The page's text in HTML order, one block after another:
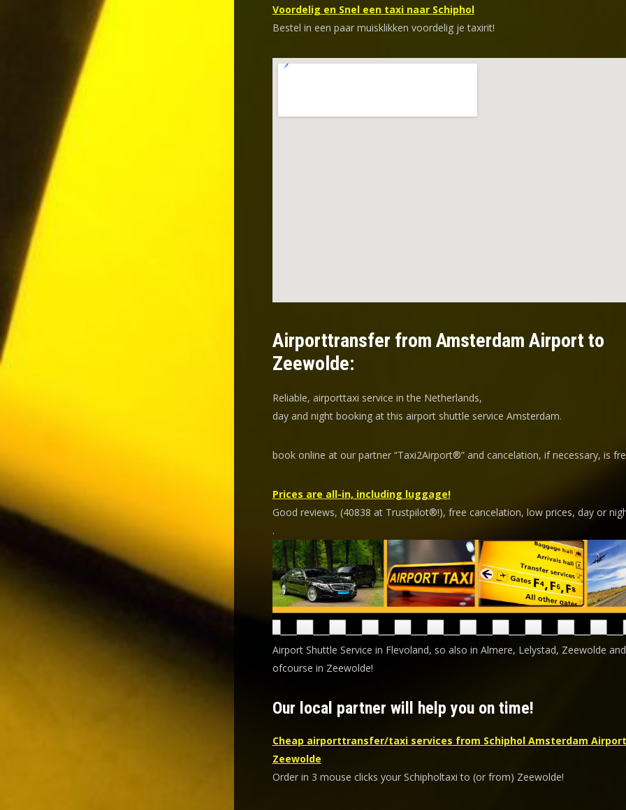
Voordelig en Snel een taxi naar Schiphol
Bestel in een paar muisklikken voordelig je taxirit!
Airporttransfer from Amsterdam Airport to
Zeewolde:
Reliable, airporttaxi service in the Netherlands,
day and night booking at this airport shuttle service Amsterdam.
book online at our partner “Taxi2Airport®” and cancelation, if necessary, is
Prices are all-in, including luggage!
Good reviews, (40838 at Trustpilot®!), free cancelation, low prices, day or
.
Airport Shuttle Service in Flevoland, so also in Almere, Lelystad, Zeewolde and
ofcourse in Zeewolde!
Our local partner will help you on time!
Cheap airporttransfer/taxi services from Schiphol Amsterdam
Zeewolde
Order in 3 mouse clicks your Schipholtaxi to (or from) Zeewolde!